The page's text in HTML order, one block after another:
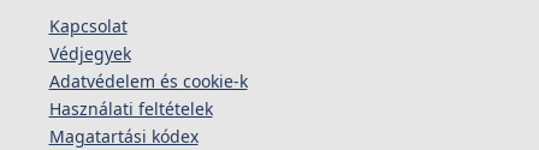
Kapcsolat
Védjegyek
Adatvédelem és cookie-k
Használati feltételek
Magatartási kódex